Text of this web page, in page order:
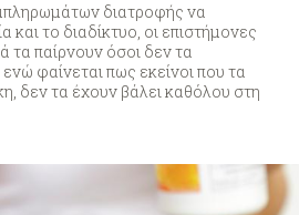
διατροφής να
και το διαδίκτυο, οι επιστήμονες
τα παίρνουν όσοι δεν τα
φαίνεται πως εκείνοι που τα
δεν τα έχουν βάλει καθόλου στη